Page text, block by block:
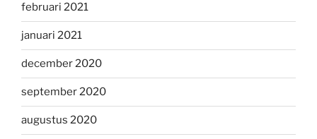
februari 2021
januari 2021
december 2020
september 2020
augustus 2020